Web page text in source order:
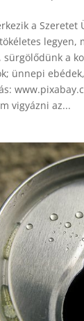
a Szeretet
legyen,
a
ünnepi
vigyázni az...